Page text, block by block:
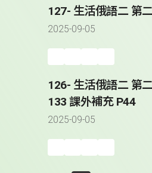
127- 生活俄語二 第
2025-09-05
126- 生活俄語二 第
133 課外補充 P44
2025-09-05